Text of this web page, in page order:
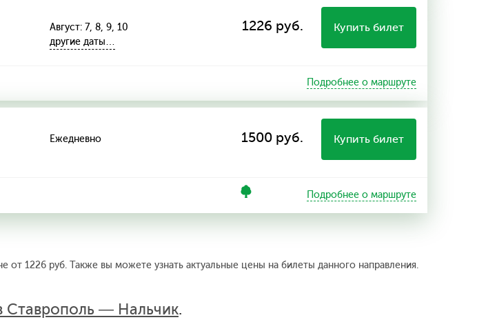
Август: 7, 8, 9, 10
другие даты…
1226 руб. Купить билет
Подробнее о маршруте
Ежедневно 1500 руб. Купить билет
Подробнее о маршруте
1226 руб. Также вы можете узнать актуальные цены на билеты данного направления.
Ставрополь — Нальчик.